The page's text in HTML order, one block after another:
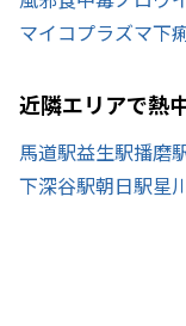
マイコプラズマ下
近隣エリアで熱
馬道駅益生駅播磨
下深谷駅朝日駅星